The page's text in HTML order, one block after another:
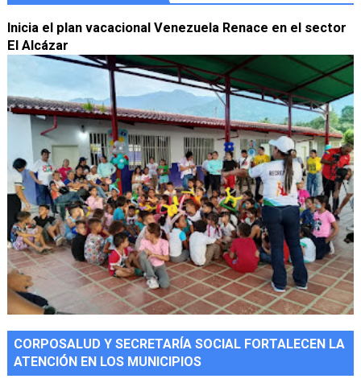
Inicia el plan vacacional Venezuela Renace en el sector
El Alcázar
CORPOSALUD Y SECRETARÍA SOCIAL FORTALECEN LA
ATENCIÓN EN LOS MUNICIPIOS